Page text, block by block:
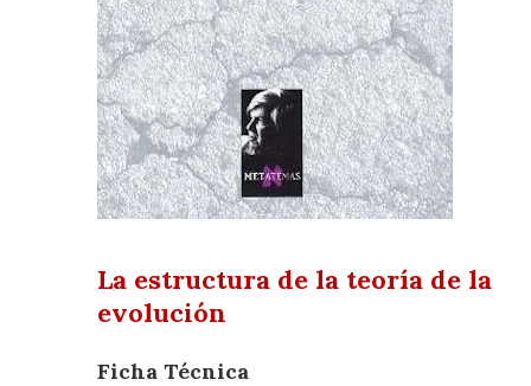
La estructura de la teoría de la
evolución
Ficha Técnica